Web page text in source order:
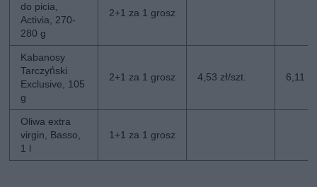
do picia,
Activia, 270-
280 g
2+1 za 1 grosz
Kabanosy
Tarczyński
Exclusive, 105
g
2+1 za 1 grosz 4,53 zł/szt. 6,11
Oliwa extra
virgin, Basso,
1 l
1+1 za 1 grosz